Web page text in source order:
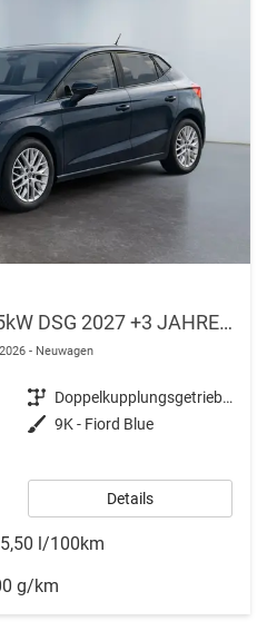
FR 1.0 TSI 116PS/85kW DSG 2027 +3 JAHRE ERW. GARANTIE+18" ALU PERFORMANCE+KESSY+FULL LED+SAFE&DRIVING XL+ANHÄNGER VORBEREITUNG+10,25" DIGITAL COCKPIT
Neuwagen
Getriebe
Doppelkupplungsgetriebe (DSG)
Außenfarbe 9K - Fiord Blue
Details
5,50 l/100km
g/km